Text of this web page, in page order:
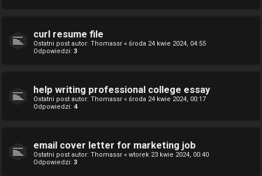
curl resume file
Ostatni post autor: Thomassr « środa 24 kwie 2024, 04:55
Odpowiedzi: 3
help writing professional college essay
Ostatni post autor: Thomassr « środa 24 kwie 2024, 00:17
Odpowiedzi: 4
email cover letter for marketing job
Ostatni post autor: Thomassr « wtorek 23 kwie 2024, 00:40
Odpowiedzi: 3